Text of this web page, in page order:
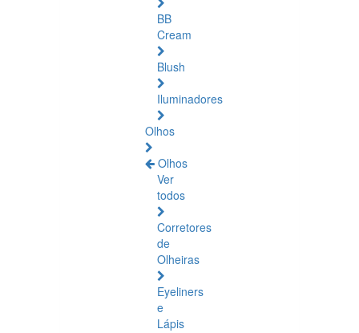
BB
Cream
Blush
Iluminadores
Olhos
Olhos
Ver
todos
Corretores
de
Olheiras
Eyeliners
e
Lápis